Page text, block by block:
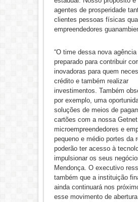
agentes de prosperidade
clientes pessoas físicas
empreendedores
“O time dessa nova
preparado para contribuir
inovadoras para quem
crédito e também realizar
investimentos. Também
por exemplo, uma
soluções de meios de
cartões com a nossa
microempreendedores e
pequeno e médio portes da
poderão ter acesso à
impulsionar os seus
Mendonça. O executivo
também que a instituição
ainda continuará nos
esse movimento de